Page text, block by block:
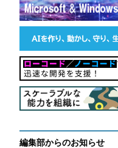
編集部からのお知らせ